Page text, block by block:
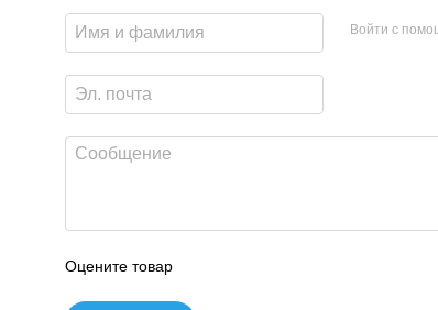
Войти с
Оцените товар